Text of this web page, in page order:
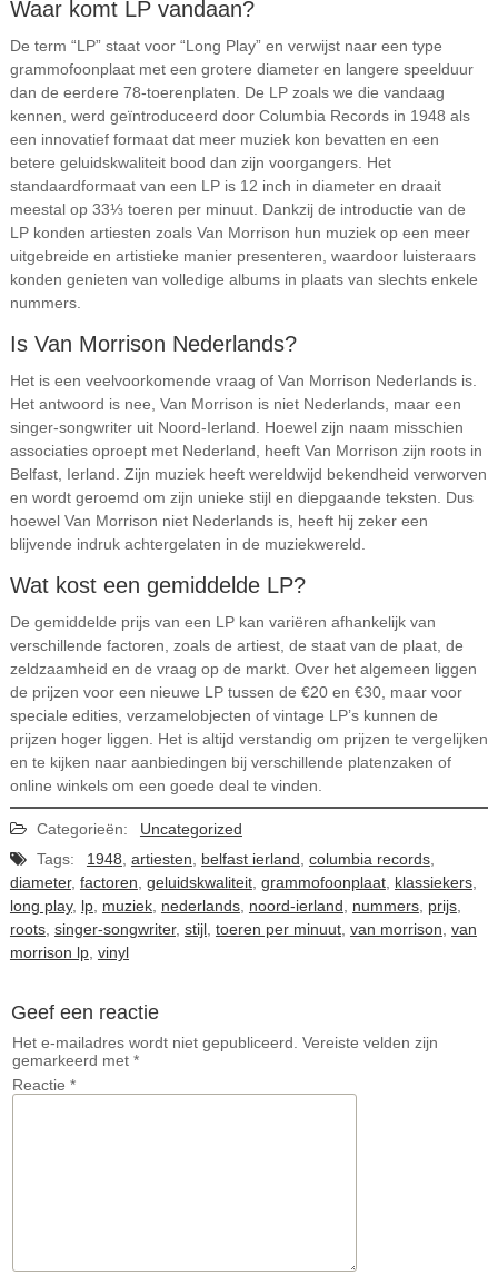
Waar komt LP vandaan?
De term “LP” staat voor “Long Play” en verwijst naar een type
grammofoonplaat met een grotere diameter en langere speelduur
dan de eerdere 78-toerenplaten. De LP zoals we die vandaag
kennen, werd geïntroduceerd door Columbia Records in 1948 als
een innovatief formaat dat meer muziek kon bevatten en een
betere geluidskwaliteit bood dan zijn voorgangers. Het
standaardformaat van een LP is 12 inch in diameter en draait
meestal op 33⅓ toeren per minuut. Dankzij de introductie van de
LP konden artiesten zoals Van Morrison hun muziek op een meer
uitgebreide en artistieke manier presenteren, waardoor luisteraars
konden genieten van volledige albums in plaats van slechts enkele
nummers.
Is Van Morrison Nederlands?
Het is een veelvoorkomende vraag of Van Morrison Nederlands is.
Het antwoord is nee, Van Morrison is niet Nederlands, maar een
singer-songwriter uit Noord-Ierland. Hoewel zijn naam misschien
associaties oproept met Nederland, heeft Van Morrison zijn roots in
Belfast, Ierland. Zijn muziek heeft wereldwijd bekendheid verworven
en wordt geroemd om zijn unieke stijl en diepgaande teksten. Dus
hoewel Van Morrison niet Nederlands is, heeft hij zeker een
blijvende indruk achtergelaten in de muziekwereld.
Wat kost een gemiddelde LP?
De gemiddelde prijs van een LP kan variëren afhankelijk van
verschillende factoren, zoals de artiest, de staat van de plaat, de
zeldzaamheid en de vraag op de markt. Over het algemeen liggen
de prijzen voor een nieuwe LP tussen de €20 en €30, maar voor
speciale edities, verzamelobjecten of vintage LP’s kunnen de
prijzen hoger liggen. Het is altijd verstandig om prijzen te vergelijken
en te kijken naar aanbiedingen bij verschillende platenzaken of
online winkels om een goede deal te vinden.
Categorieën:
Uncategorized
Tags:
1948 artiesten belfast ierland columbia records,
diameter, factoren geluidskwaliteit, grammofoonplaat, klassiekers,
long play, lp, muziek, nederlands, noord-ierland nummers, prijs,
roots, singer-songwriter, stijl, toeren per minuut, van morrison van
morrison lp, vinyl
Geef een reactie
Het e-mailadres wordt niet gepubliceerd. Vereiste velden zijn
gemarkeerd met *
Reactie *